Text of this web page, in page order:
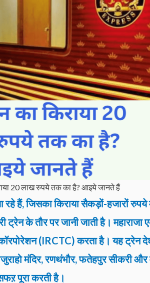
20 लाख रुपये तक का है? आइये जानते हैं
हैं, जिसका किराया सैकड़ों-हजारों रुपये
ट्रेन के तौर पर जानी जाती है।
(IRCTC) करता है। यह
मंदिर, रणथंभौर, फतेहपुर सीकरी
पूरा करती है।